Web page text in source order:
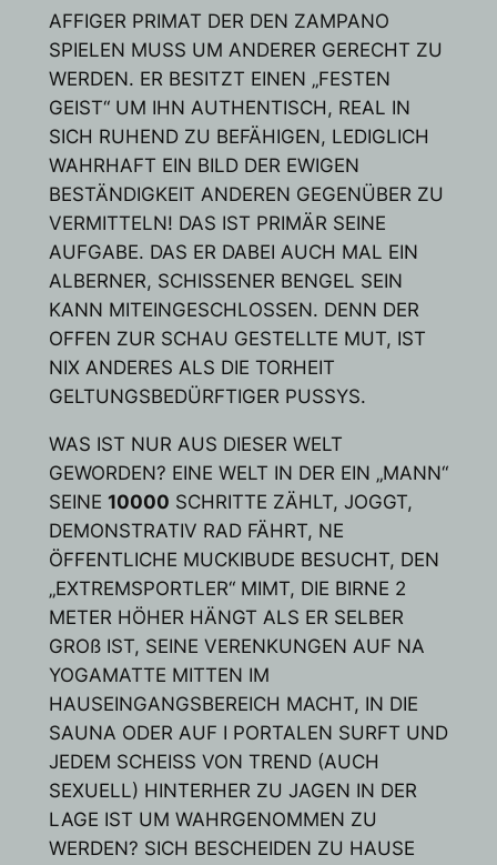
AFFIGER PRIMAT DER DEN ZAMPANO
SPIELEN MUSS UM ANDERER GERECHT ZU
WERDEN. ER BESITZT EINEN „FESTEN
GEIST“ UM IHN AUTHENTISCH, REAL IN
SICH RUHEND ZU BEFÄHIGEN, LEDIGLICH
WAHRHAFT EIN BILD DER EWIGEN
BESTÄNDIGKEIT ANDEREN GEGENÜBER ZU
VERMITTELN! DAS IST PRIMÄR SEINE
AUFGABE. DAS ER DABEI AUCH MAL EIN
ALBERNER, SCHISSENER BENGEL SEIN
KANN MITEINGESCHLOSSEN. DENN DER
OFFEN ZUR SCHAU GESTELLTE MUT, IST
NIX ANDERES ALS DIE TORHEIT
GELTUNGSBEDÜRFTIGER PUSSYS.
WAS IST NUR AUS DIESER WELT
GEWORDEN? EINE WELT IN DER EIN „MANN“
SEINE 10000 SCHRITTE ZÄHLT, JOGGT,
DEMONSTRATIV RAD FÄHRT, NE
ÖFFENTLICHE MUCKIBUDE BESUCHT, DEN
„EXTREMSPORTLER“ MIMT, DIE BIRNE 2
METER HÖHER HÄNGT ALS ER SELBER
GROß IST, SEINE VERENKUNGEN AUF NA
YOGAMATTE MITTEN IM
HAUSEINGANGSBEREICH MACHT, IN DIE
SAUNA ODER AUF I PORTALEN SURFT UND
JEDEM SCHEISS VON TREND (AUCH
SEXUELL) HINTERHER ZU JAGEN IN DER
LAGE IST UM WAHRGENOMMEN ZU
WERDEN? SICH BESCHEIDEN ZU HAUSE